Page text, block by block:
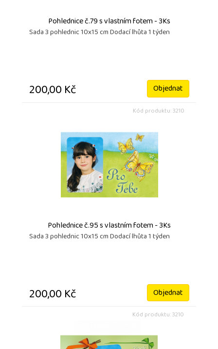
Pohlednice č.79 s vlastním fotem - 3Ks
Sada 3 pohlednic 10x15 cm Dodací lhůta 1 týden
200,00 Kč Objednat
Kód produktu: 3210
Pohlednice č.95 s vlastním fotem - 3Ks
Sada 3 pohlednic 10x15 cm Dodací lhůta 1 týden
200,00 Kč Objednat
Kód produktu: 3210